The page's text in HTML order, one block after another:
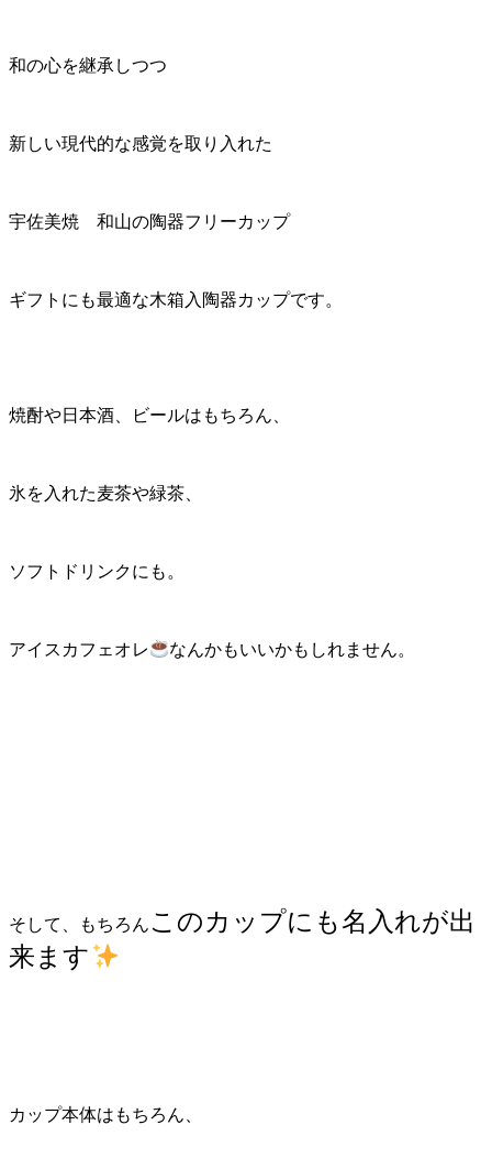
和の心を継承しつつ
新しい現代的な感覚を取り入れた
宇佐美焼 和山の陶器フリーカップ
ギフトにも最適な木箱入陶器カップです。
焼酎や日本酒、ビールはもちろん、
氷を入れた麦茶や緑茶、
ソフトドリンクにも。
アイスカフェオレ なんかもいいかもしれません。
そして、もちろんこのカップにも名入れが出
来ます
カップ本体はもちろん、